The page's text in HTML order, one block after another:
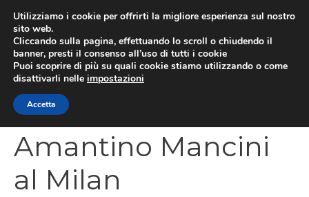
contenuto
Amantino Mancini
al Milan
Utilizziamo i cookie per offrirti la migliore esperienza sul nostro
sito web.
Cliccando sulla pagina, effettuando lo scroll o chiudendo il
banner, presti il consenso all’uso di tutti i cookie
Puoi scoprire di più su quali cookie stiamo utilizzando o come
disattivarli nelle impostazioni
Accetta